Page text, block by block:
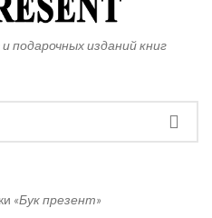
подарочных изданий книг
«Бук презент»